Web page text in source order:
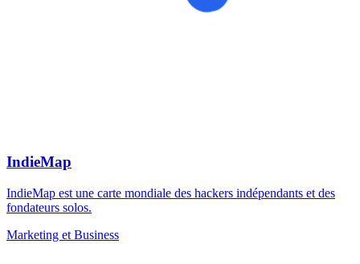
IndieMap
IndieMap est une carte mondiale des hackers indépendants et des
fondateurs solos.
Marketing et Business